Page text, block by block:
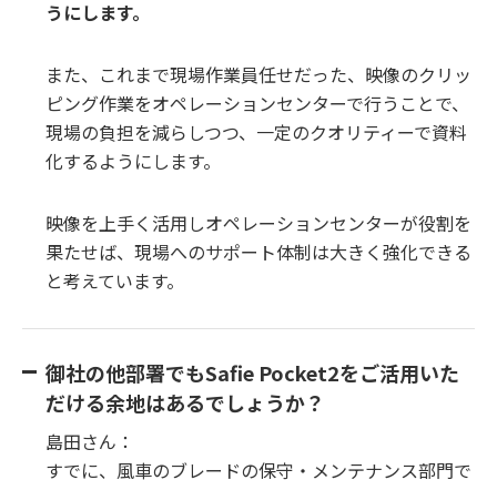
うにします。
また、これまで現場作業員任せだった、映像のクリッ
ピング作業をオペレーションセンターで行うことで、
現場の負担を減らしつつ、一定のクオリティーで資料
化するようにします。
映像を上手く活用しオペレーションセンターが役割を
果たせば、現場へのサポート体制は大きく強化できる
と考えています。
御社の他部署でもSafie Pocket2をご活用いた
だける余地はあるでしょうか？
島田さん：
すでに、風車のブレードの保守・メンテナンス部門で